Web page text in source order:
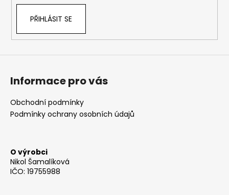
PŘIHLÁSIT SE
Informace pro vás
Obchodní podmínky
Podmínky ochrany osobních údajů
O výrobci
Nikol Šamalíková
IČO: 19755988